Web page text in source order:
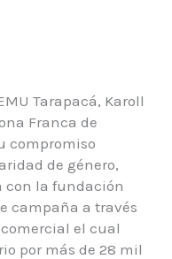
Tarapacá, Karoll
Franca de
compromiso
de género,
con la fundación
campaña a través
el cual
por más de 28 mil